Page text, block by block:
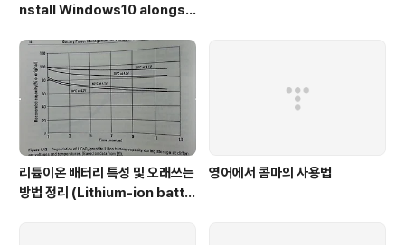
nstall Windows10 alongsi
리튬이온 배터리 특성 및 오래쓰는
방법 정리 (Lithium-ion batte
영어에서 콤마의 사용법